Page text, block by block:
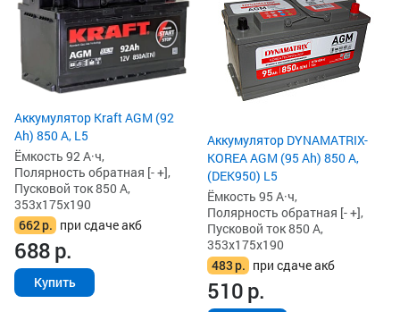
Аккумулятор Kraft AGM (92
Ah) 850 А, L5
Ёмкость 92 А·ч,
Полярность обратная [- +],
Пусковой ток 850 А,
353x175x190
662р. при сдаче акб
688р.
Купить
Аккумулятор DYNAMATRIX-
KOREA AGM (95 Ah) 850 А,
(DEK950) L5
Ёмкость 95 А·ч,
Полярность обратная [- +],
Пусковой ток 850 А,
353x175x190
483р. при сдаче акб
510р.